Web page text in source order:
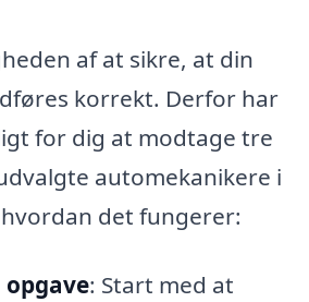
af at sikre, at din
korrekt. Derfor har
for dig at modtage tre
automekanikere i
det fungerer:
: Start med at